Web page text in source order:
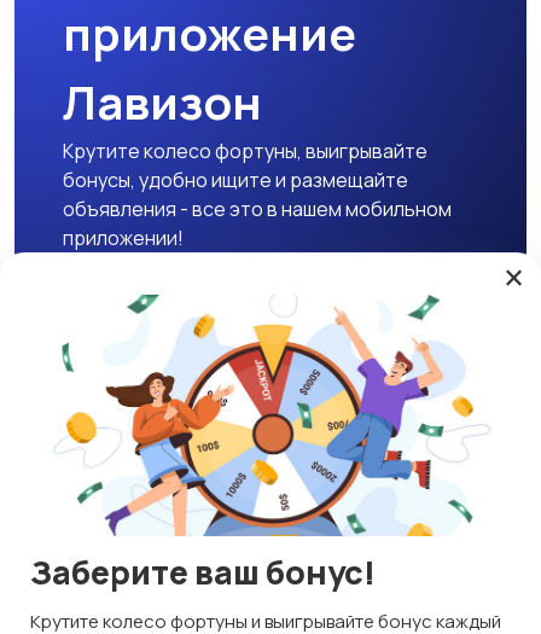
приложение
Лавизон
Крутите колесо фортуны, выигрывайте
бонусы, удобно ищите и размещайте
объявления - все это в нашем мобильном
приложении!
Скачать APK
Магазины Блог
О нас
Служба поддержки
☕ Поддержать проект
Используем куки и рекомендательные технологии
×
Заберите ваш бонус!
Крутите колесо фортуны и выигрывайте бонус каждый